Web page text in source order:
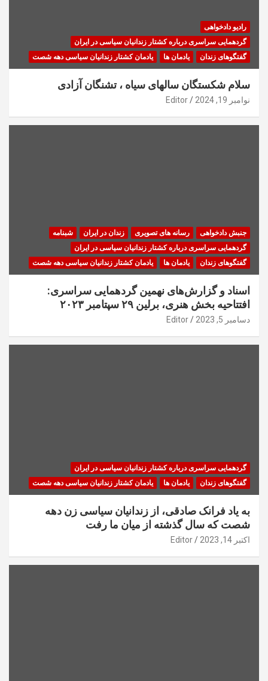
رادیو دادخواهی
گردهمایی سراسری درباره کشتار زندانیان سیاسی در ایران
گفتگوهای زندان
یادمان ها یادمان کشتار زندانیان سیاسی دهه شصت
سلام شکستگان سالهای سیاه ، تشنگان آزادی
نوامبر 19, 2024 Editor
جنبش دادخواهی رسانه های تصویری زندان در ایران
شبنامه
گردهمایی سراسری درباره کشتار زندانیان سیاسی در ایران
گفتگوهای زندان
یادمان ها یادمان کشتار زندانیان سیاسی دهه شصت
اسناد و گزارش‌های نهمین گردهمایی سراسری:
افتتاحیه بخش هنری، برلین ۲۹ سپتامبر ۲۰۲۳
دسامبر 5, 2023 Editor
گردهمایی سراسری درباره کشتار زندانیان سیاسی در ایران
گفتگوهای زندان
یادمان ها یادمان کشتار زندانیان سیاسی دهه شصت
به یاد فرانک صادقی، از زندانیان سیاسی زن دهه
شصت که سال گذشته از میان ما رفت
اکتبر 14, 2023 Editor